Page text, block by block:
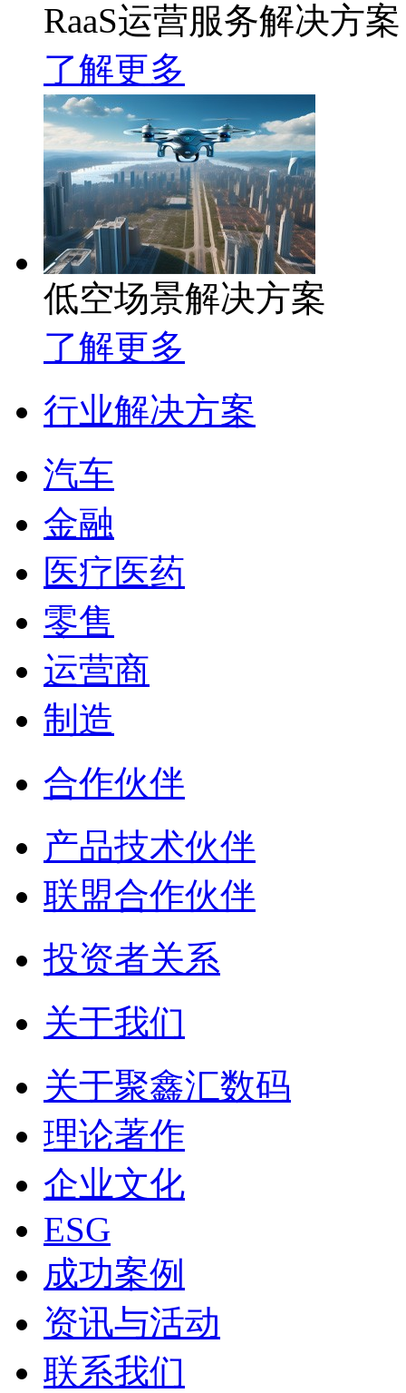
RaaS运营服务解决方案
了解更多
低空场景解决方案
了解更多
行业解决方案
汽车
金融
医疗医药
零售
运营商
制造
合作伙伴
产品技术伙伴
联盟合作伙伴
投资者关系
关于我们
关于聚鑫汇数码
理论著作
企业文化
ESG
成功案例
资讯与活动
联系我们